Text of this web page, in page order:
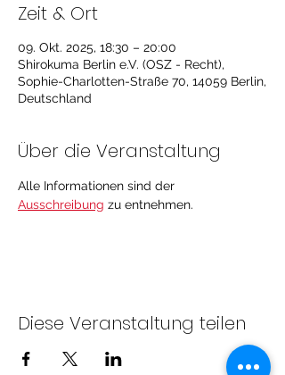
Zeit & Ort
09. Okt. 2025, 18:30 – 20:00
Shirokuma Berlin e.V. (OSZ - Recht),
Sophie-Charlotten-Straße 70, 14059 Berlin,
Deutschland
Über die Veranstaltung
Alle Informationen sind der
Ausschreibung zu entnehmen.
Diese Veranstaltung teilen